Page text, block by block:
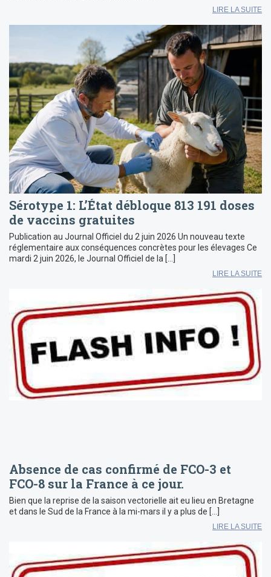
LIRE LA SUITE
Sérotype 1: L’État débloque 813 191 doses
de vaccins gratuites
Publication au Journal Officiel du 2 juin 2026 Un nouveau texte
réglementaire aux conséquences concrètes pour les élevages Ce
mardi 2 juin 2026, le Journal Officiel de la […]
LIRE LA SUITE
Absence de cas confirmé de FCO-3 et
FCO-8 sur la France à ce jour.
Bien que la reprise de la saison vectorielle ait eu lieu en Bretagne
et dans le Sud de la France à la mi-mars il y a plus de […]
LIRE LA SUITE